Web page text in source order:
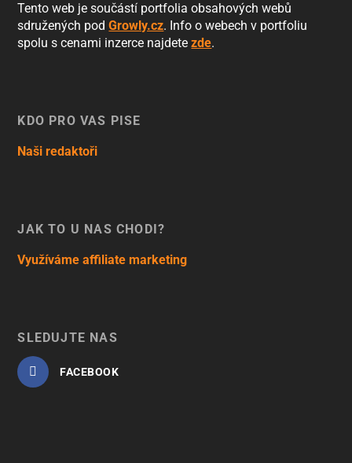
Tento web je součástí portfolia obsahových webů
sdružených podGrowly.cz. Info o webech v portfoliu
spolu s cenami inzerce najdetezde.
KDO PRO VÁS PÍŠE
Naši redaktoři
JAK TO U NÁS CHODÍ?
Využíváme affiliate marketing
SLEDUJTE NÁS
FACEBOOK